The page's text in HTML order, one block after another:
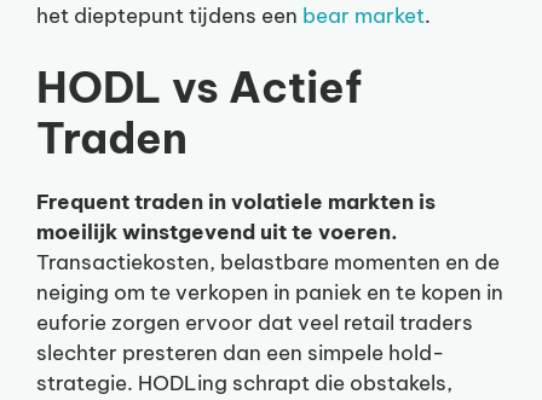
het dieptepunt tijdens een bear market.
HODL vs Actief
Traden
Frequent traden in volatiele markten is
moeilijk winstgevend uit te voeren.
Transactiekosten, belastbare momenten en de
neiging om te verkopen in paniek en te kopen in
euforie zorgen ervoor dat veel retail traders
slechter presteren dan een simpele hold-
strategie. HODLing schrapt die obstakels,